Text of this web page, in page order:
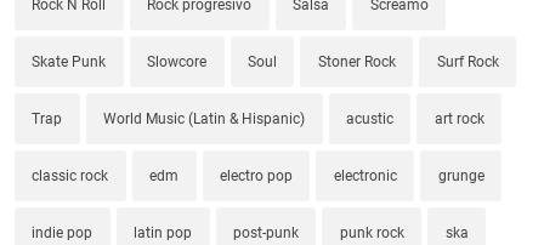
Rock N Roll Rock progresivo Salsa Screamo
Skate Punk Slowcore Soul Stoner Rock Surf Rock
Trap World Music (Latin & Hispanic) acustic art rock
classic rock edm electro pop electronic grunge
indie pop latin pop post-punk punk rock ska